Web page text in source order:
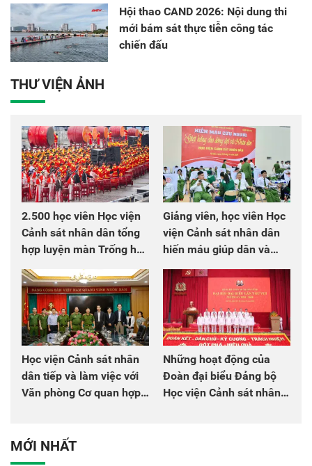
Hội thao CAND 2026: Nội dung thi
mới bám sát thực tiễn công tác
chiến đấu
THƯ VIỆN ẢNH
2.500 học viên Học viện
Cảnh sát nhân dân tổng
hợp luyện màn Trống hội
chào mừng Đại hội Đảng
Giảng viên, học viên Học
viện Cảnh sát nhân dân
hiến máu giúp dân và
đồng đội
Học viện Cảnh sát nhân
dân tiếp và làm việc với
Văn phòng Cơ quan hợp
Những hoạt động của
Đoàn đại biểu Đảng bộ
Học viện Cảnh sát nhân
MỚI NHẤT